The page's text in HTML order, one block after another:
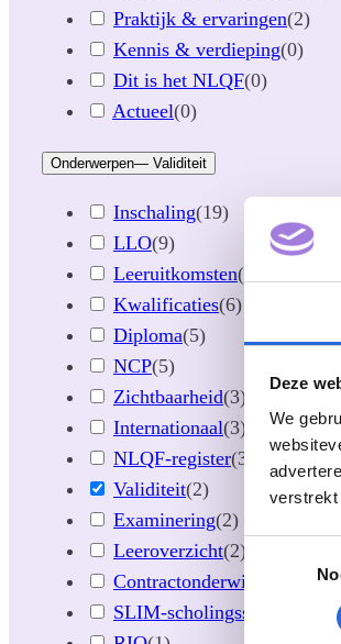
Deze
We
verstrekt
Praktijk & ervaringen(2)
Kennis & verdieping(0)
Dit is het NLQF(0)
Actueel(0)
Onderwerpen— Validiteit
Inschaling(19)
LLO(9)
Leeruitkomsten(
Kwalificaties(6)
Diploma(5)
NCP(5)
Zichtbaarheid(3)
Internationaal(3)
NLQF-register(3
Validiteit(2)
Examinering(2)
Leeroverzicht(2)
Contractonderwijs
SLIM-scholingssubsidie